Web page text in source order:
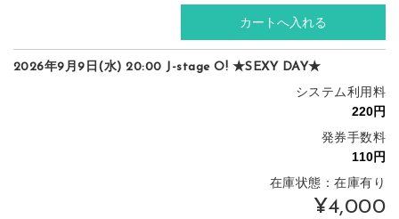
2026年9月9日(水) 20:00 J-stage O! ★SEXY DAY★
システム利用料
発券手数料
在庫状態：在庫有り
¥4,000